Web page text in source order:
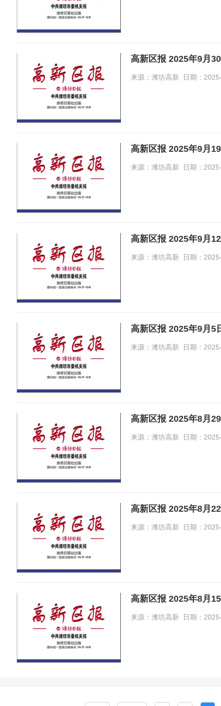
高新区报 2025年9月
来源：潍坊高新 日期：
高新区报 2025年9月
来源：潍坊高新 日期：
高新区报 2025年9月
来源：潍坊高新 日期：
高新区报 2025年9月5
来源：潍坊高新 日期：
高新区报 2025年8月
来源：潍坊高新 日期：
高新区报 2025年8月
来源：潍坊高新 日期：
高新区报 2025年8月
来源：潍坊高新 日期：